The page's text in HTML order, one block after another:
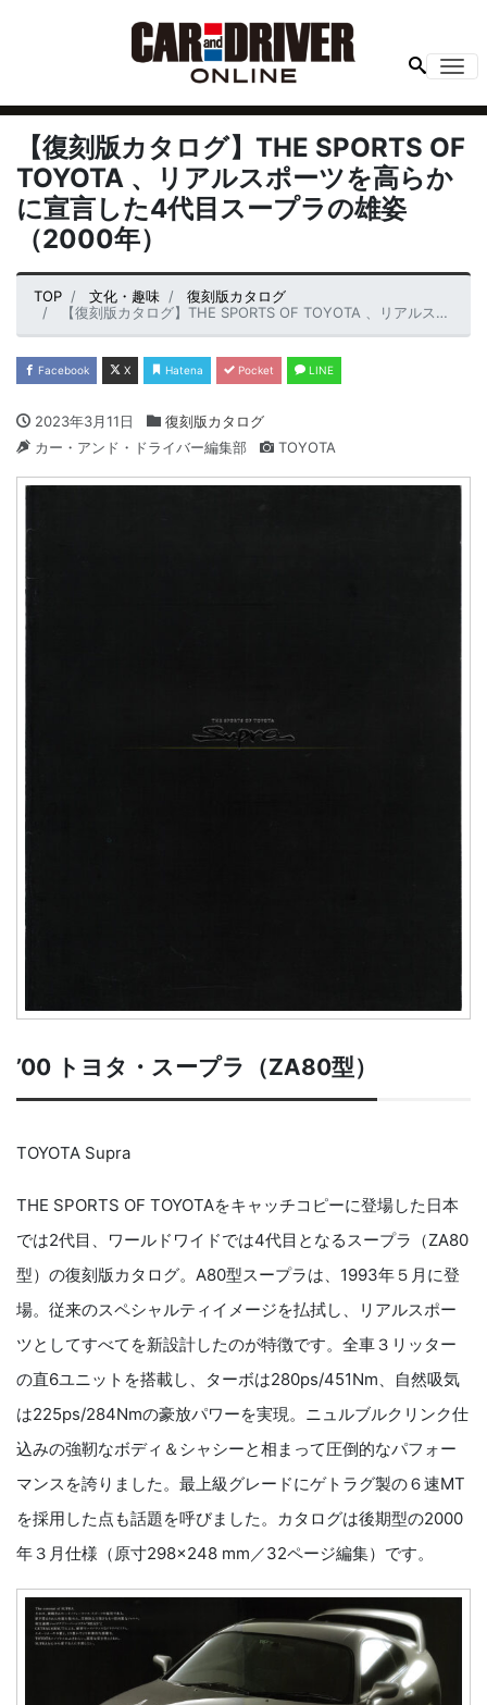
【復刻版カタログ】THE SPORTS OF
TOYOTA 、リアルスポーツを高らか
に宣言した4代目スープラの雄姿
（2000年）
TOP 文化・趣味
復刻版カタログ
【復刻版カタログ】THE SPORTS OF TOYOTA 、リアルスポーツを高らかに宣言した4代目スープラの雄姿（2000年）
Facebook X Hatena Pocket LINE
2023年3月11日
復刻版カタログ
カー・アンド・ドライバー編集部
TOYOTA
’00 トヨタ・スープラ（ZA80型）
TOYOTA Supra
THE SPORTS OF TOYOTAをキャッチコピーに登場した日本
では2代目、ワールドワイドでは4代目となるスープラ（ZA80
型）の復刻版カタログ。A80型スープラは、1993年５月に登
場。従来のスペシャルティイメージを払拭し、リアルスポー
ツとしてすべてを新設計したのが特徴です。全車３リッター
の直6ユニットを搭載し、ターボは280ps/451Nm、自然吸気
は225ps/284Nmの豪放パワーを実現。ニュルブルクリンク仕
込みの強靭なボディ＆シャシーと相まって圧倒的なパフォー
マンスを誇りました。最上級グレードにゲトラグ製の６速MT
を採用した点も話題を呼びました。カタログは後期型の2000
年３月仕様（原寸298×248 mm／32ページ編集）です。